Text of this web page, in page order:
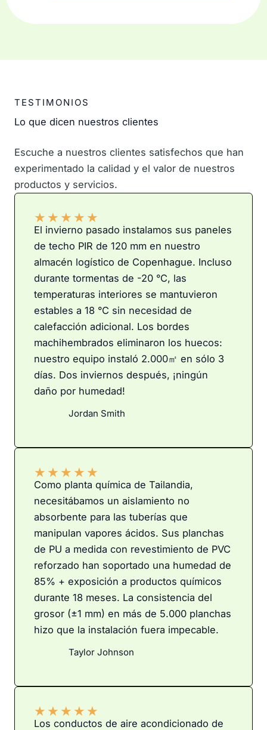
TESTIMONIOS
Lo que dicen nuestros clientes
Escuche a nuestros clientes satisfechos que han
experimentado la calidad y el valor de nuestros
productos y servicios.
★ ★ ★ ★ ★
El invierno pasado instalamos sus paneles
de techo PIR de 120 mm en nuestro
almacén logístico de Copenhague. Incluso
durante tormentas de -20 °C, las
temperaturas interiores se mantuvieron
estables a 18 °C sin necesidad de
calefacción adicional. Los bordes
machihembrados eliminaron los huecos:
nuestro equipo instaló 2.000㎡ en sólo 3
días. Dos inviernos después, ¡ningún
daño por humedad!
Jordan Smith
★ ★ ★ ★ ★
Como planta química de Tailandia,
necesitábamos un aislamiento no
absorbente para las tuberías que
manipulan vapores ácidos. Sus planchas
de PU a medida con revestimiento de PVC
reforzado han soportado una humedad de
85% + exposición a productos químicos
durante 18 meses. La consistencia del
grosor (±1 mm) en más de 5.000 planchas
hizo que la instalación fuera impecable.
Taylor Johnson
★ ★ ★ ★ ★
Los conductos de aire acondicionado de